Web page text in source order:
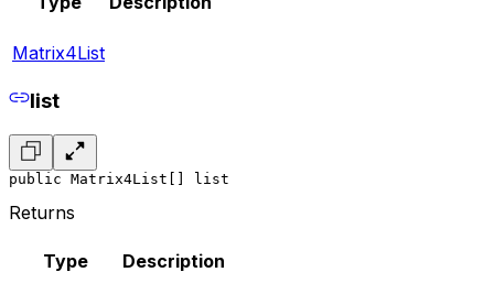
Matrix4List
list
public Matrix4List[] list
Returns
Type Description